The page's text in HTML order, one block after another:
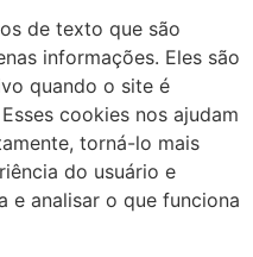
de texto que são
informações. Eles são
quando o site é
cookies nos ajudam
torná-lo mais
do usuário e
e analisar o que funciona